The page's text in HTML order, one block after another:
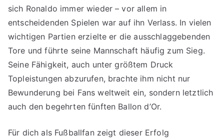
sich Ronaldo immer wieder – vor allem in
entscheidenden Spielen war auf ihn Verlass. In vielen
wichtigen Partien erzielte er die ausschlaggebenden
Tore und führte seine Mannschaft häufig zum Sieg.
Seine Fähigkeit, auch unter größtem Druck
Topleistungen abzurufen, brachte ihm nicht nur
Bewunderung bei Fans weltweit ein, sondern letztlich
auch den begehrten fünften Ballon d’Or.
Für dich als Fußballfan zeigt dieser Erfolg